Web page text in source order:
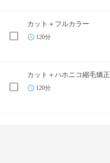
カット＋フルカラー
120分
カット＋ハホニコ縮毛矯正
120分